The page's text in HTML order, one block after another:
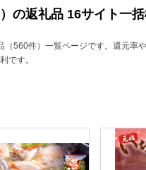
の返礼品 16サイト一
560件）一覧ページです。還元
です。